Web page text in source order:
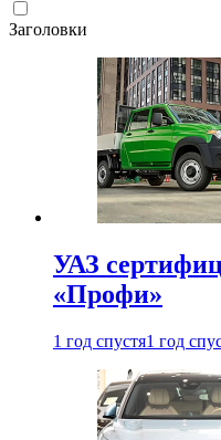
Заголовки
УАЗ
«Профи»
1 год спустя1 год